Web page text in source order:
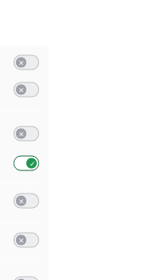
zu Speichern von oder Zugriff auf
zu Verwendung reduzierter Daten zur
zu Erstellung von Profilen für
zu Verwendung von Profilen zur Auswahl
zu Messung der Werbeleistung